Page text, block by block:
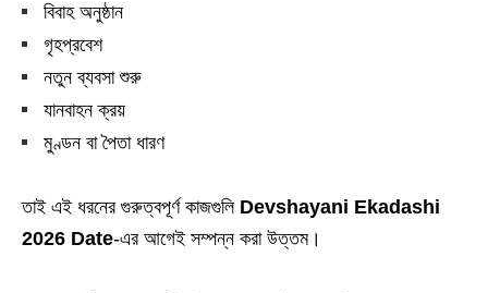
বিবাহ অনুষ্ঠান
গৃহপ্রবেশ
নতুন ব্যবসা শুরু
যানবাহন ক্রয়
মুণ্ডন বা পৈতা ধারণ
তাই এই ধরনের গুরুত্বপূর্ণ কাজগুলি Devshayani Ekadashi
2026 Date-এর আগেই সম্পন্ন করা উত্তম।